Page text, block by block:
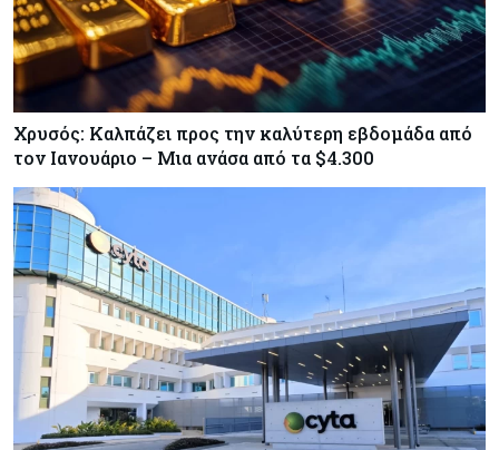
Χρυσός: Καλπάζει προς την καλύτερη εβδομάδα από
τον Ιανουάριο – Μια ανάσα από τα $4.300